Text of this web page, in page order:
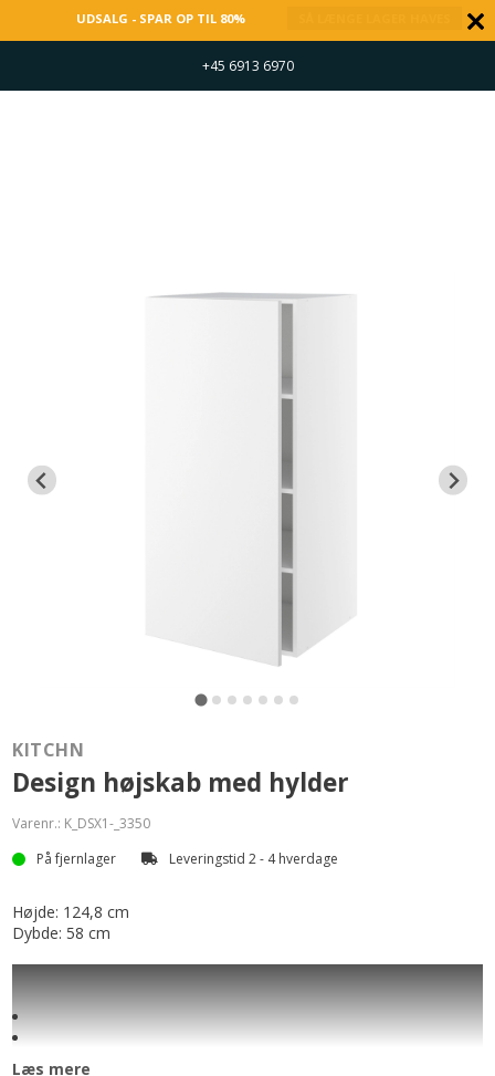
UDSALG - SPAR OP TIL 80%
+45 6913 6970
KITCHN
Design højskab med hylder
Varenr.: K_DSX1-_3350
På fjernlager
Leveringstid 2 - 4 hverdage
Højde: 124,8 cm
Dybde: 58 cm
Design højskab med hylder
1 stk. låge H: 1244 mm / 124,4 cm
3 stk. flytbare hylder
Læs mere